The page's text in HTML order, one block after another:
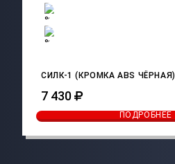
СИЛК-1 (КРОМКА ABS ЧЁРНАЯ)
7 430
ПОДРОБНЕЕ